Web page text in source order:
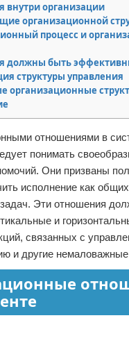
внутри организации
организационной
процесс и
должны быть
структуры управления
организационные
отношениями в
понимать
Они призваны
исполнение как
Эти отношения
и
связанных с
и другие